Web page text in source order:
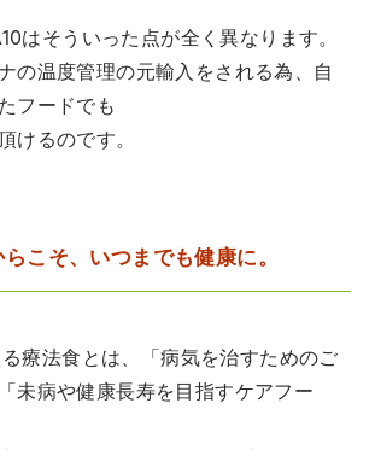
はそういった点が全く異なります。
の温度管理の元輸入をされる為、自
フードでも
けるのです。
こそ、いつまでも健康に。
る療法食とは、「病気を治すためのご
未病や健康長寿を目指すケアフー